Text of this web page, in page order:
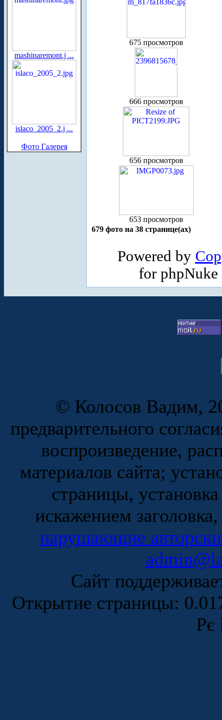
mashinaremont.j ...
islaco_2005_2.j ...
Фото Галерея
675 просмотров
666 просмотров
656 просмотров
653 просмотров
679 фото на 38 странице(ах)
Powered by
for
© Колосов Вадим,
предварительного
воспроизведение,
материалов сайта;
страницы,
искажением
нарушающие
Сайт
Открытие страницы:
Рє